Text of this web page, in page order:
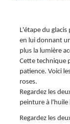
L'étape du
en lui donnant
plus la lumière
Cette technique
patience. Voici
roses.
Regardez les
peinture à l'huile
Regardez les